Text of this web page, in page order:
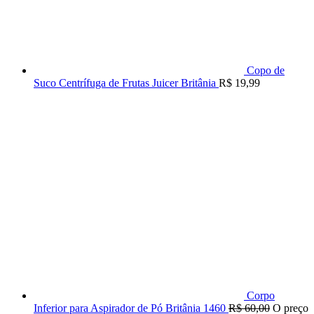
Copo de
Suco Centrífuga de Frutas Juicer Britânia R$ 19,99
Corpo
Inferior para Aspirador de Pó Britânia 1460 R$60,00 O preço